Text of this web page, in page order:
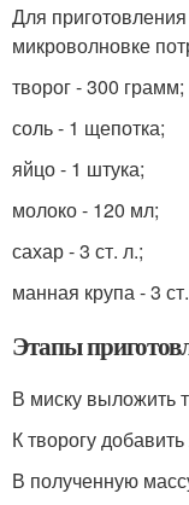
Для
микроволновке
творог - 300 грамм;
соль - 1 щепотка;
яйцо - 1 штука;
молоко - 120 мл;
сахар - 3 ст. л.;
манная крупа - 3
Этапы
В миску выложить
К творогу
В полученную